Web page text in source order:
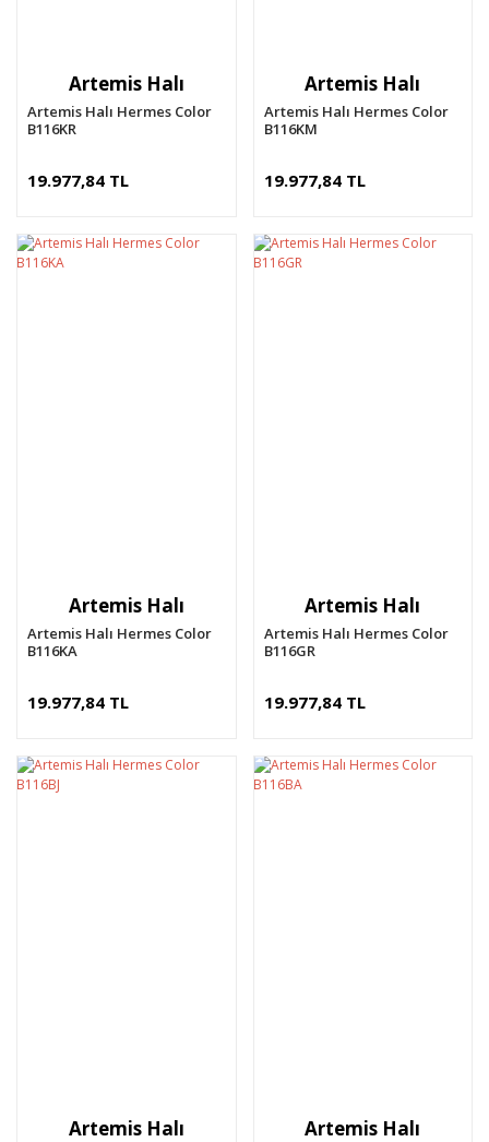
Artemis Halı
Artemis Halı Hermes Color
B116KR
19.977,84 TL
Artemis Halı
Artemis Halı Hermes Color
B116KM
19.977,84 TL
Artemis Halı
Artemis Halı Hermes Color
B116KA
19.977,84 TL
Artemis Halı
Artemis Halı Hermes Color
B116GR
19.977,84 TL
Artemis Halı Artemis Halı